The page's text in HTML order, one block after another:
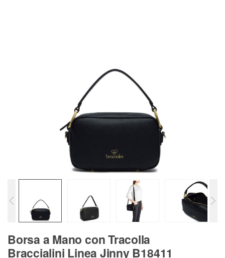
Borsa a Mano con Tracolla
Braccialini Linea Jinny B18411